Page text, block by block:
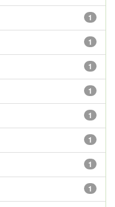
1
1
1
1
1
1
1
1